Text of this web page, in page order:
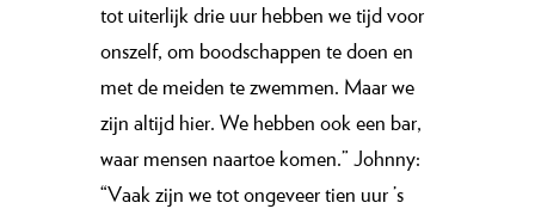
tot uiterlijk drie uur hebben we tijd voor
onszelf, om boodschappen te doen en
met de meiden te zwemmen. Maar we
zijn altijd hier. We hebben ook een bar,
waar mensen naartoe komen.” Johnny:
“Vaak zijn we tot ongeveer tien uur ’s